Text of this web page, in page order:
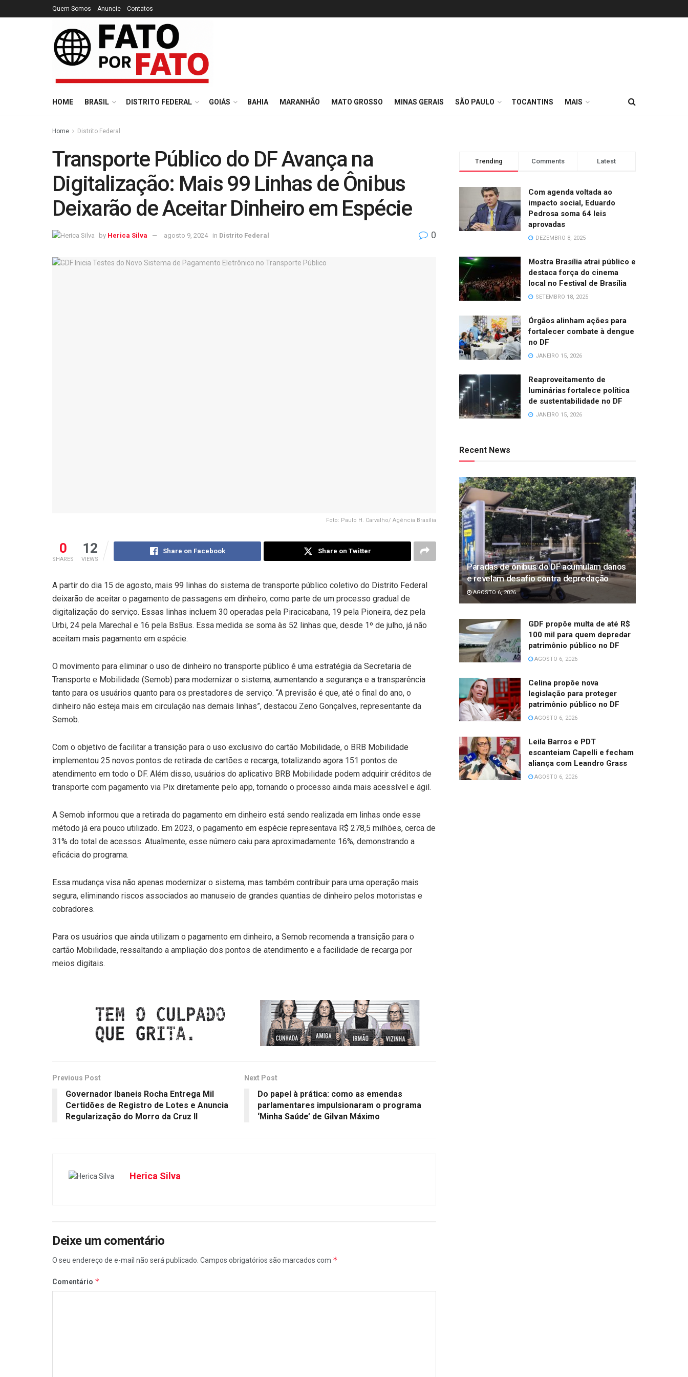
Quem Somos Anuncie Contatos
HOME BRASIL DISTRITO FEDERAL GOIÁS BAHIA MARANHÃO MATO GROSSO MINAS GERAIS SÃO PAULO TOCANTINS MAIS
Home Distrito Federal
Transporte Público do DF Avança na
Digitalização: Mais 99 Linhas de Ônibus
Deixarão de Aceitar Dinheiro em Espécie
by Herica Silva agosto 9, 2024 in Distrito Federal 0
Foto: Paulo H. Carvalho/ Agência Brasília
0
SHARES
12
VIEWS
Share on Facebook Share on Twitter
A partir do dia 15 de agosto, mais 99 linhas do sistema de transporte público coletivo do Distrito Federal
deixarão de aceitar o pagamento de passagens em dinheiro, como parte de um processo gradual de
digitalização do serviço. Essas linhas incluem 30 operadas pela Piracicabana, 19 pela Pioneira, dez pela
Urbi, 24 pela Marechal e 16 pela BsBus. Essa medida se soma às 52 linhas que, desde 1º de julho, já não
aceitam mais pagamento em espécie.
O movimento para eliminar o uso de dinheiro no transporte público é uma estratégia da Secretaria de
Transporte e Mobilidade (Semob) para modernizar o sistema, aumentando a segurança e a transparência
tanto para os usuários quanto para os prestadores de serviço. “A previsão é que, até o final do ano, o
dinheiro não esteja mais em circulação nas demais linhas”, destacou Zeno Gonçalves, representante da
Semob.
Com o objetivo de facilitar a transição para o uso exclusivo do cartão Mobilidade, o BRB Mobilidade
implementou 25 novos pontos de retirada de cartões e recarga, totalizando agora 151 pontos de
atendimento em todo o DF. Além disso, usuários do aplicativo BRB Mobilidade podem adquirir créditos de
transporte com pagamento via Pix diretamente pelo app, tornando o processo ainda mais acessível e ágil.
A Semob informou que a retirada do pagamento em dinheiro está sendo realizada em linhas onde esse
método já era pouco utilizado. Em 2023, o pagamento em espécie representava R$ 278,5 milhões, cerca de
31% do total de acessos. Atualmente, esse número caiu para aproximadamente 16%, demonstrando a
eficácia do programa.
Essa mudança visa não apenas modernizar o sistema, mas também contribuir para uma operação mais
segura, eliminando riscos associados ao manuseio de grandes quantias de dinheiro pelos motoristas e
cobradores.
Para os usuários que ainda utilizam o pagamento em dinheiro, a Semob recomenda a transição para o
cartão Mobilidade, ressaltando a ampliação dos pontos de atendimento e a facilidade de recarga por
meios digitais.
Previous Post
Governador Ibaneis Rocha Entrega Mil
Certidões de Registro de Lotes e Anuncia
Regularização do Morro da Cruz II
Next Post
Do papel à prática: como as emendas
parlamentares impulsionaram o programa
‘Minha Saúde’ de Gilvan Máximo
Herica Silva
Deixe um comentário
O seu endereço de e-mail não será publicado. Campos obrigatórios são marcados com *
Comentário *
Trending Comments Latest
Com agenda voltada ao
impacto social, Eduardo
Pedrosa soma 64 leis
aprovadas
DEZEMBRO 8, 2025
Mostra Brasília atrai público e
destaca força do cinema
local no Festival de Brasília
SETEMBRO 18, 2025
Órgãos alinham ações para
fortalecer combate à dengue
no DF
JANEIRO 15, 2026
Reaproveitamento de
luminárias fortalece política
de sustentabilidade no DF
JANEIRO 15, 2026
Recent News
Paradas de ônibus do DF acumulam danos
e revelam desafio contra depredação
AGOSTO 6, 2026
GDF propõe multa de até R$
100 mil para quem depredar
patrimônio público no DF
AGOSTO 6, 2026
Celina propõe nova
legislação para proteger
patrimônio público no DF
AGOSTO 6, 2026
Leila Barros e PDT
escanteiam Capelli e fecham
aliança com Leandro Grass
AGOSTO 6, 2026